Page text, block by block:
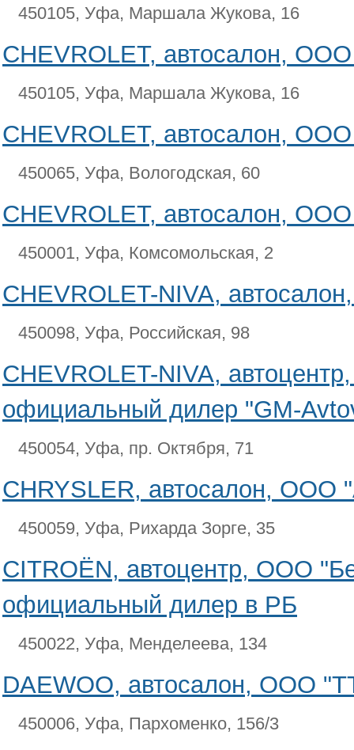
450105, Уфа, Маршала Жукова, 16
CHEVROLET, автосалон,
450105, Уфа, Маршала Жукова, 16
CHEVROLET, автосалон,
450065, Уфа, Вологодская, 60
CHEVROLET, автосалон,
450001, Уфа, Комсомольская, 2
CHEVROLET-NIVA,
450098, Уфа, Российская, 98
CHEVROLET-NIVA,
официальный дилер "GM-
450054, Уфа, пр. Октября, 71
CHRYSLER, автосалон, ООО
450059, Уфа, Рихарда Зорге, 35
CITROЁN, автоцентр, ООО
официальный дилер в РБ
450022, Уфа, Менделеева, 134
DAEWOO, автосалон, ООО
450006, Уфа, Пархоменко, 156/3